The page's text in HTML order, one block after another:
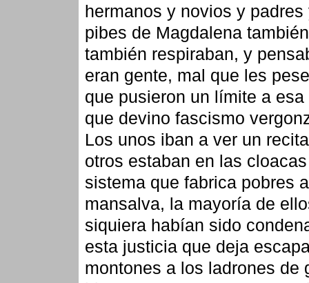
hermanos y novios y padres
pibes de Magdalena
también respiraban, y
eran gente, mal que les
que pusieron un límite a esa
que devino fascismo
Los unos iban a ver un
otros estaban en las
sistema que fabrica pobres a
mansalva, la mayoría de
siquiera habían sido
esta justicia que deja
montones a los ladrones de